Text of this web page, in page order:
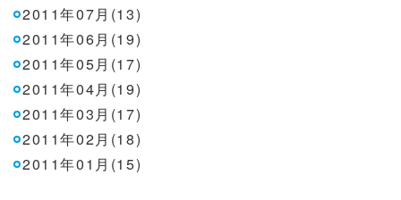
2011年07月(13)
2011年06月(19)
2011年05月(17)
2011年04月(19)
2011年03月(17)
2011年02月(18)
2011年01月(15)